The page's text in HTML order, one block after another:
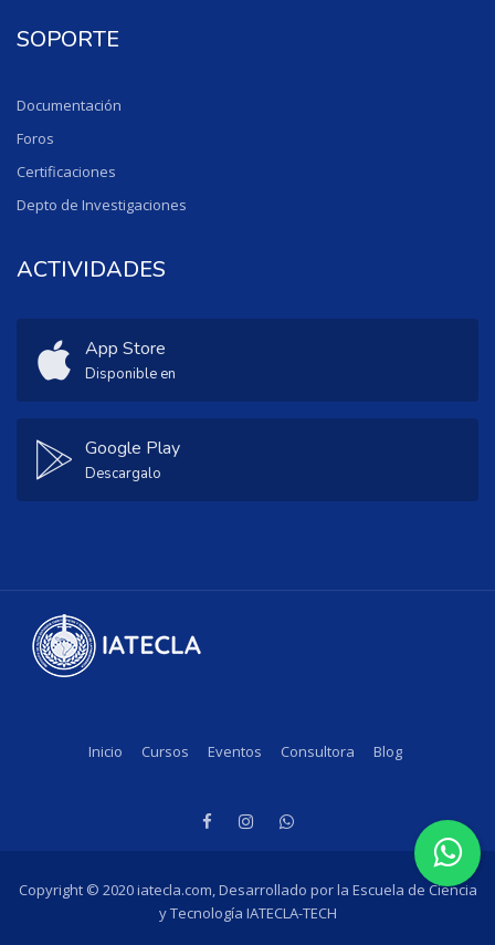
SOPORTE
Documentación
Foros
Certificaciones
Depto de Investigaciones
ACTIVIDADES
App Store
Disponible en
Google Play
Descargalo
Inicio Cursos Eventos Consultora Blog
Copyright © 2020 iatecla.com, Desarrollado por la Escuela de Ciencia
y Tecnología IATECLA-TECH